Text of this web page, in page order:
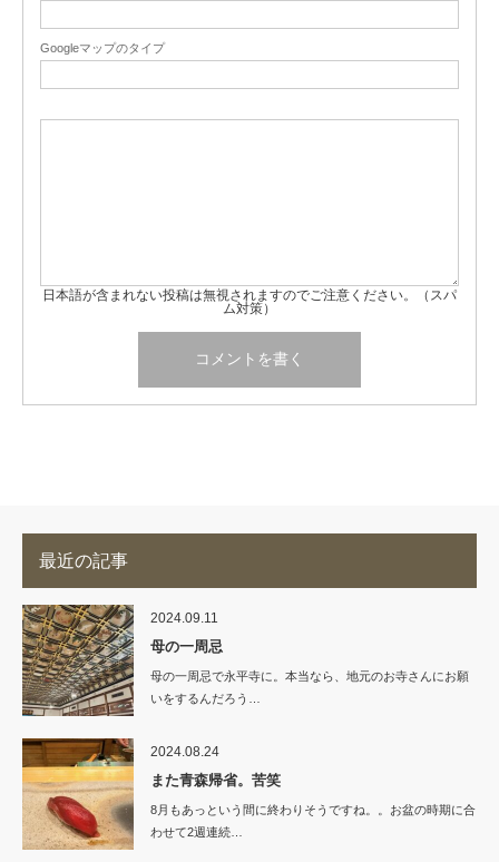
Googleマップのタイプ
日本語が含まれない投稿は無視されますのでご注意ください。（スパ
ム対策）
最近の記事
2024.09.11
母の一周忌
母の一周忌で永平寺に。本当なら、地元のお寺さんにお願
いをするんだろう…
2024.08.24
また青森帰省。苦笑
8月もあっという間に終わりそうですね。。お盆の時期に合
わせて2週連続…